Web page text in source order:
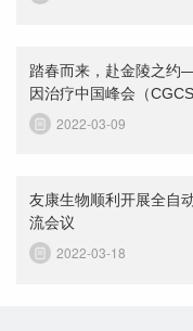
踏春而来，赴金陵之约
因治疗中国峰会（CGCS
2022-03-09
友康生物顺利开展全自
流会议
2022-03-18